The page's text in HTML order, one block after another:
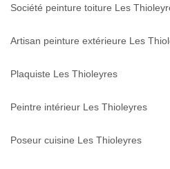
Société peinture toiture Les
Artisan peinture extérieure Les
Plaquiste Les Thioleyres
Peintre intérieur Les Thioleyres
Poseur cuisine Les Thioleyres